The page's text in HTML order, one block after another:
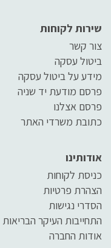
שירות לקוחות
צור קשר
ביטול עסקה
מידע על ביטול עסקה
פרסם מודעת יד שניה
פרסם אצלנו
כתובת משרדי האתר
אודותינו
כניסת לקוחות
הצהרת פרטיות
הסדרי נגישות
התחייבות העיקר הבריאות
אודות החברה